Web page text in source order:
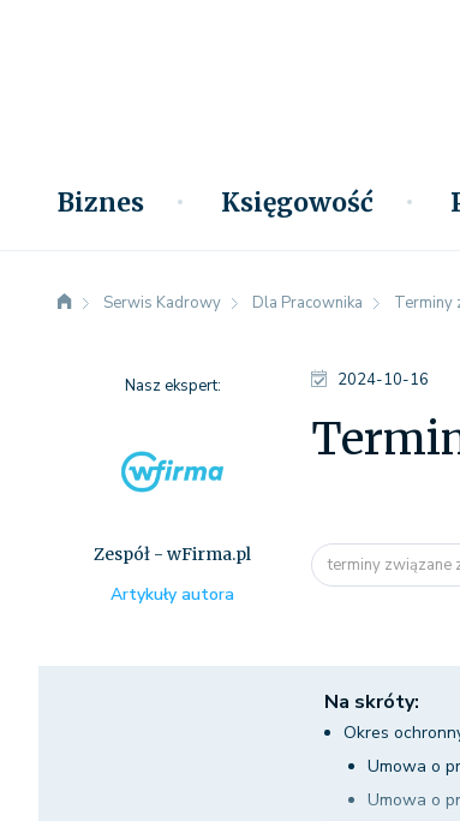
Biznes Księgowość
Serwis Kadrowy Dla Pracownika Terminy
2024-10-16
terminy związane
Nasz ekspert:
Zespół - wFirma.pl
Artykuły autora
Na skróty:
Okres
Umowa o
Umowa o